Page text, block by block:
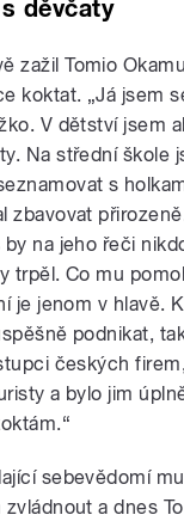
děvčaty
zažil Tomio
koktat. „Já jsem
V dětství jsem
Na střední škole
s
zbavovat
na jeho řeči
trpěl. Co mu
je jenom v hlavě.
podnikat,
českých
a bylo jim
sebevědomí
a dnes